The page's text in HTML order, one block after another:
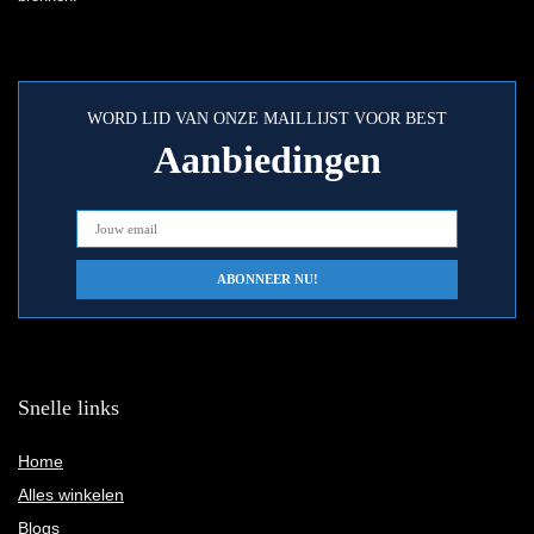
WORD LID VAN ONZE MAILLIJST VOOR BEST
Aanbiedingen
Snelle links
Home
Alles winkelen
Blogs